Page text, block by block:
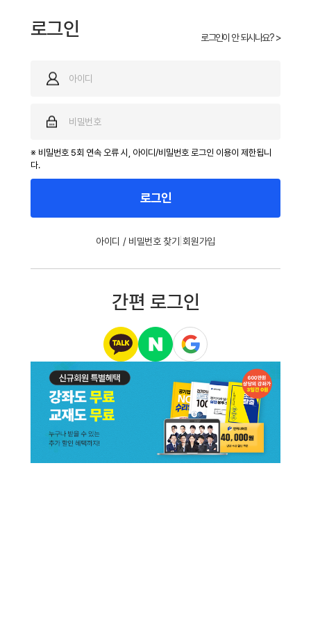
로그인 로그인이 안 되시나요? >
※ 비밀번호 5회 연속 오류 시, 아이디/비밀번호 로그인 이용이 제한됩니
다.
로그인
아이디 / 비밀번호 찾기 |회원가입
간편 로그인